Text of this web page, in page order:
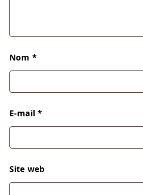
Nom *
E-mail*
Site web